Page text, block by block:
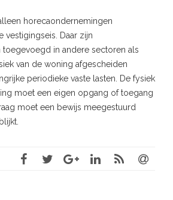
horecaondernemingen
vestigingseis. Daar zijn
toegevoegd in andere sectoren als
van de woning afgescheiden
periodieke vaste lasten. De fysiek
moet een eigen opgang of toegang
moet een bewijs meegestuurd